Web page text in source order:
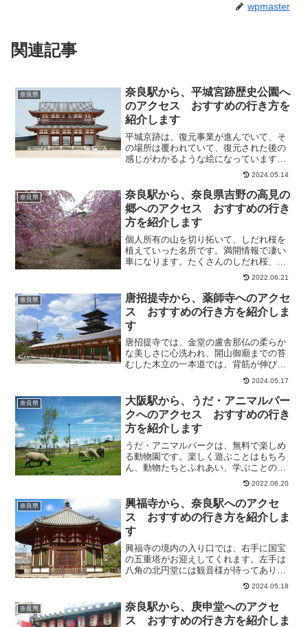
wpmaster
関連記事
奈良県
奈良駅から、平城宮跡歴史公園へ
のアクセス おすすめの行き方を
紹介します
平城京跡は、復元事業が進んでいて、そ
の場所は覆われていて、復元された後の
感じがわかるような絵になっています。
太極殿や朱雀門は復元されていて、立派
な姿が見られます。そこで今回は、奈良
駅から、平城宮跡歴史公園へのアクセス
方法について、紹介します...
2024.05.14
奈良県
奈良駅から、奈良県吉野の高見の
郷へのアクセス おすすめの行き
方を紹介します
個人所有の山を切り拓いて、しだれ桜を
植えていった名所です。満開情報で凄い
車になります。たくさんのしだれ桜、と
ても綺麗でした。展望台までは312段の階
段で、なんとか上がれました。上からの
眺めも絶景でした。そこで今回は、奈良
駅から、奈良県吉野の...
2022.06.21
奈良県
唐招提寺から、薬師寺へのアクセ
ス おすすめの行き方を紹介しま
す
唐招提寺では、金堂の盧舎那仏の柔らか
な美しさに心洗われ、開山御廟までの苔
むした木立の一本道では、背筋が伸びる
ような感覚をおぼえました。静かで、心
落ちつく時間を過ごすことができまし
た。また、薬師寺は、朱色の建物がとて
もきれいでした。また、境内...
2024.05.17
奈良県
大阪駅から、うだ・アニマルパー
クへのアクセス おすすめの行き
方を紹介します
うだ・アニマルパークは、無料で楽しめ
る動物園です。楽しく遊ぶことはもちろ
ん、動物たちとふれあい、学ぶことので
きる都市公園です。総面積約8.2㏊の広々
とした園内に、やぎや羊、ポニー、牛、
ミニ豚、うさぎ、鶏などを飼育してお
り、乳しぼりやポニーの...
2022.06.20
奈良県
興福寺から、奈良駅へのアクセ
ス おすすめの行き方を紹介しま
す
興福寺の境内の入り口では、右手に国宝
の五重塔がお迎えしてくれます。左手は
八角の北円堂には観音様が待ってあり、
西国三十三ケ所の札所となっていまし
た。再建された中金堂も堂々としたたた
ずまいです。そこで今回は、興福寺か
ら、奈良駅へのアクセス方法に...
2024.05.18
奈良県
奈良駅から、庚申堂へのアクセ
ス おすすめの行き方を紹介しま